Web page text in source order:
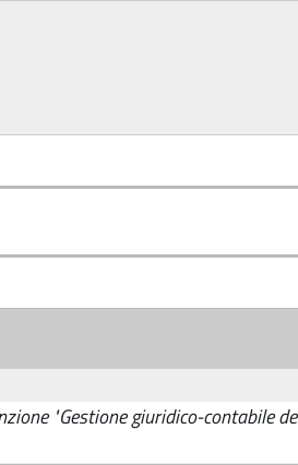
"Gestione giuridico-contabile